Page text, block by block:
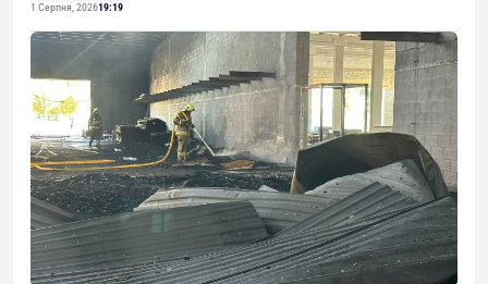
1 Серпня, 202619:19